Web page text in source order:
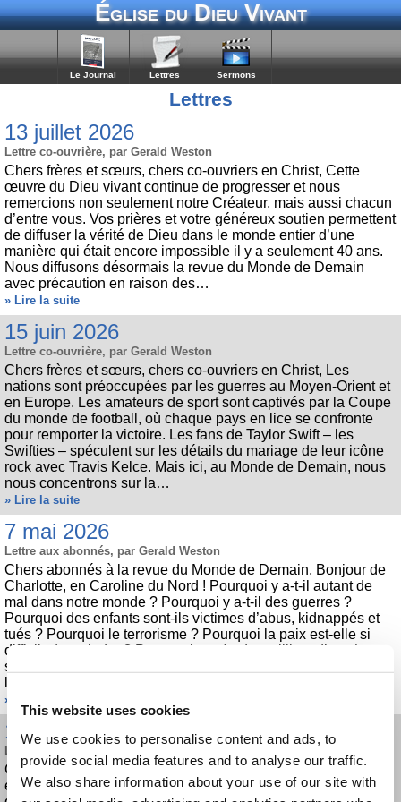
This website uses cookies
We use cookies to personalise content and ads, to
provide social media features and to analyse our traffic.
We also share information about your use of our site with
Église du Dieu Vivant
Le Journal Lettres Sermons
Lettres
13 juillet 2026
Lettre co-ouvrière, par Gerald Weston
Chers frères et sœurs, chers co-ouvriers en Christ, Cette
œuvre du Dieu vivant continue de progresser et nous
remercions non seulement notre Créateur, mais aussi chacun
d’entre vous. Vos prières et votre généreux soutien permettent
de diffuser la vérité de Dieu dans le monde entier d’une
manière qui était encore impossible il y a seulement 40 ans.
Nous diffusons désormais la revue du Monde de Demain
avec précaution en raison des…
» Lire la suite
15 juin 2026
Lettre co-ouvrière, par Gerald Weston
Chers frères et sœurs, chers co-ouvriers en Christ, Les
nations sont préoccupées par les guerres au Moyen-Orient et
en Europe. Les amateurs de sport sont captivés par la Coupe
du monde de football, où chaque pays en lice se confronte
pour remporter la victoire. Les fans de Taylor Swift – les
Swifties – spéculent sur les détails du mariage de leur icône
rock avec Travis Kelce. Mais ici, au Monde de Demain, nous
nous concentrons sur la…
» Lire la suite
7 mai 2026
Lettre aux abonnés, par Gerald Weston
Chers abonnés à la revue du Monde de Demain, Bonjour de
Charlotte, en Caroline du Nord ! Pourquoi y a-t-il autant de
mal dans notre monde ? Pourquoi y a-t-il des guerres ?
Pourquoi des enfants sont-ils victimes d’abus, kidnappés et
tués ? Pourquoi le terrorisme ? Pourquoi la paix est-elle si
difficile à atteindre ? Pourquoi, après des milliers d’années,
semblons-nous incapables de nous entendre ? Pourquoi
» Lire la suite
15 avril 2026
Lettre co-ouvrière, par Gerald Weston
Chers frères et sœurs, chers co-ouvriers en Christ, Le monde
entier a les yeux rivés sur le Moyen-Orient. Les événements